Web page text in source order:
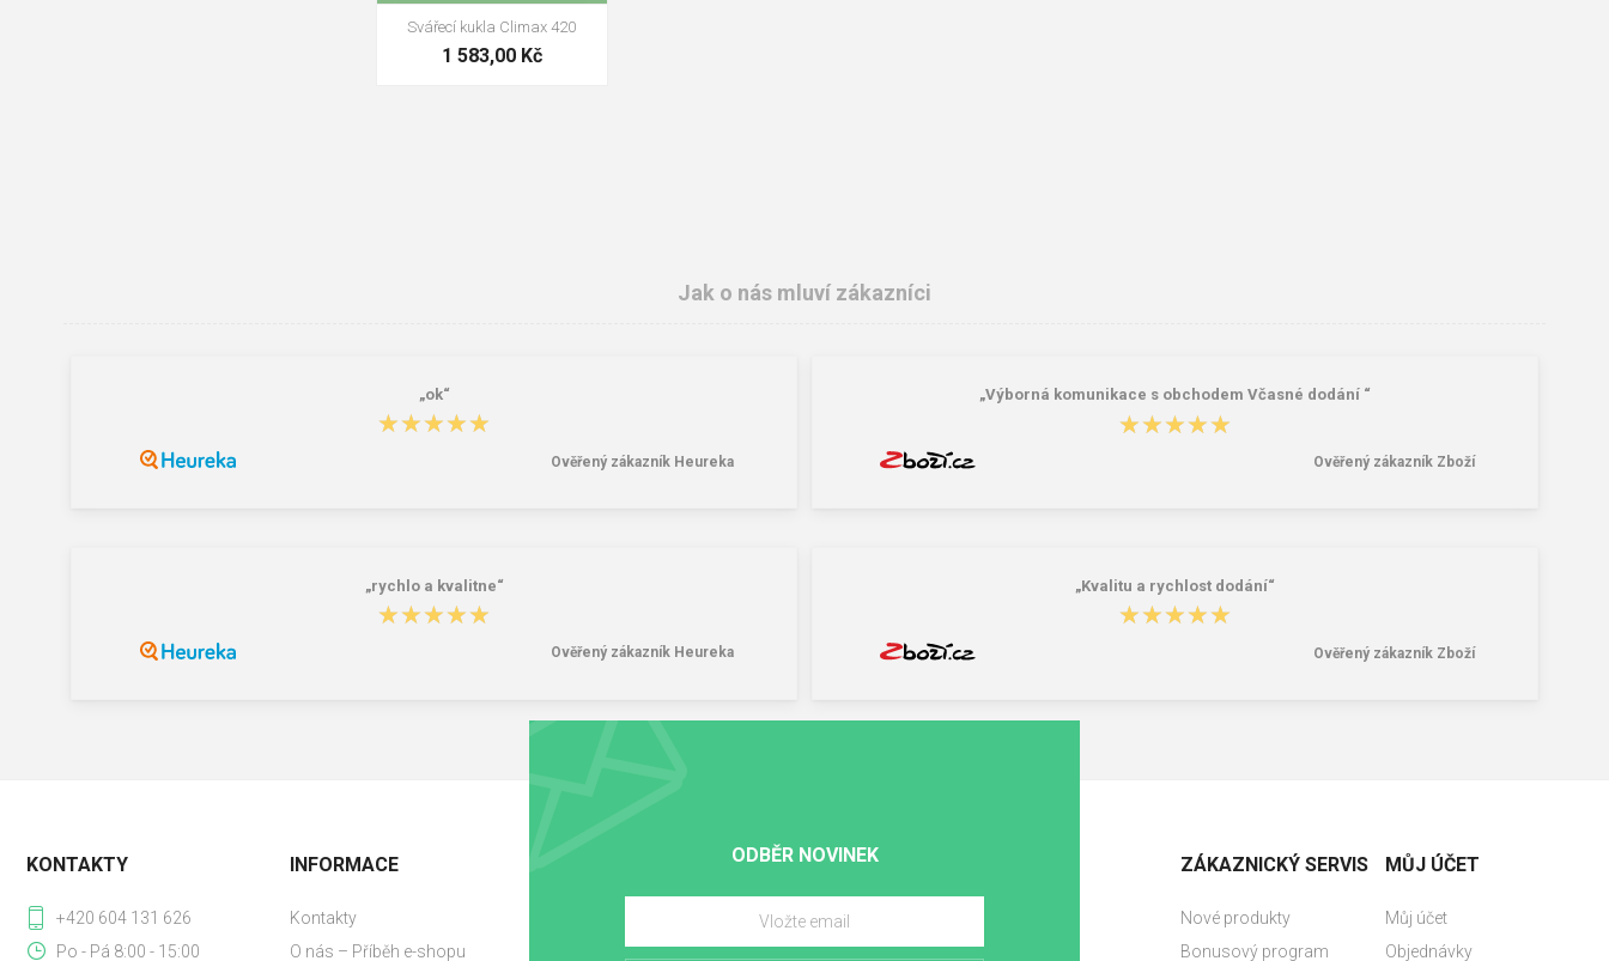
Svářecí kukla Climax 420
1 583,00 Kč
Jak o nás mluví zákazníci
„ok“
★★★★★
★★★★★
Ověřený zákazník Heureka
„Výborná komunikace s obchodem Včasné dodání “
★★★★★
★★★★★
Ověřený zákazník Zboží
„rychlo a kvalitne“
★★★★★
★★★★★
Ověřený zákazník Heureka
„Kvalitu a rychlost dodání“
★★★★★
★★★★★
Ověřený zákazník Zboží
ODBĚR NOVINEK
KONTAKTY
+420 604 131 626
Po - Pá 8:00 - 15:00
INFORMACE
Kontakty
O nás – Příběh e-shopu
ZÁKAZNICKÝ SERVIS
Nové produkty
Bonusový program
MŮJ ÚČET
Můj účet
Objednávky